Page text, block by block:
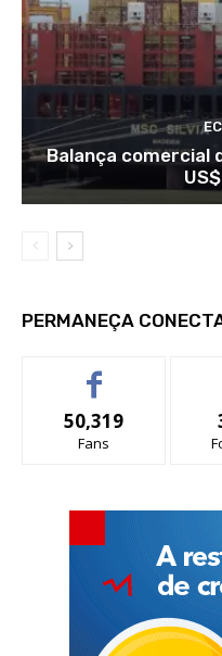
Balança comercial
PERMANEÇA
50,319
Fans